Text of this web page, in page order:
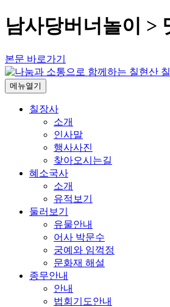
남사당버너놀이 >
본문 바로가기
메뉴열기
칠장사
소개
인사말
행사사진
찾아오시는길
혜소국사
소개
유적보기
둘러보기
유물안내
어사 박문수
궁예와 임꺽정
문화재 해설
종무안내
안내
법회기도안내